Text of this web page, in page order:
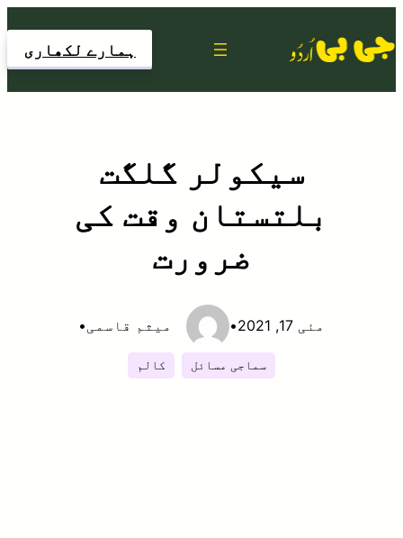
to
ہمارے لکھاری
سیکولر گلگت
بلتستان وقت کی
ضرورت
مئی 17, 2021 • میثم قاسمی•
سماجی مسائل کالم